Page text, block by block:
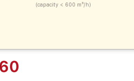
(capacity < 600 m³/h)